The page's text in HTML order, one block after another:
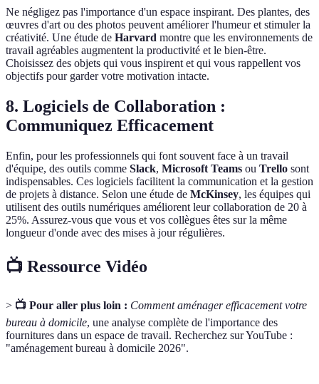
Ne négligez pas l'importance d'un espace inspirant. Des plantes, des
œuvres d'art ou des photos peuvent améliorer l'humeur et stimuler la
créativité. Une étude de Harvard montre que les environnements de
travail agréables augmentent la productivité et le bien-être.
Choisissez des objets qui vous inspirent et qui vous rappellent vos
objectifs pour garder votre motivation intacte.
8. Logiciels de Collaboration :
Communiquez Efficacement
Enfin, pour les professionnels qui font souvent face à un travail
d'équipe, des outils comme Slack, Microsoft Teams ou Trello sont
indispensables. Ces logiciels facilitent la communication et la gestion
de projets à distance. Selon une étude de McKinsey, les équipes qui
utilisent des outils numériques améliorent leur collaboration de 20 à
25%. Assurez-vous que vous et vos collègues êtes sur la même
longueur d'onde avec des mises à jour régulières.
📺 Ressource Vidéo
> 📺 Pour aller plus loin : Comment aménager efficacement votre
bureau à domicile, une analyse complète de l'importance des
fournitures dans un espace de travail. Recherchez sur YouTube :
"aménagement bureau à domicile 2026".